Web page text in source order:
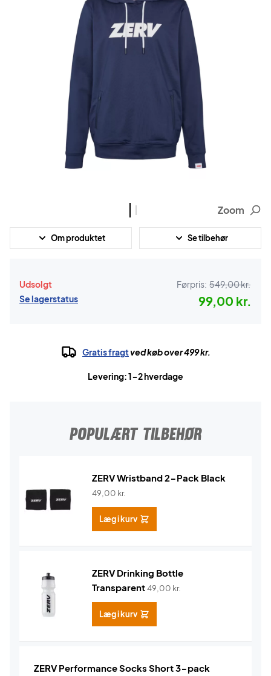
Zoom
Om produktet Se tilbehør
Udsolgt
Se lagerstatus
Førpris: 549,00 kr.
99,00 kr.
Gratis fragtved køb over 499 kr.
Levering: 1-2 hverdage
POPULÆRT TILBEHØR
ZERV Wristband 2-Pack Black
49,00 kr.
Læg i kurv
ZERV Drinking Bottle
Transparent49,00 kr.
Læg i kurv
ZERV Performance Socks Short 3-pack